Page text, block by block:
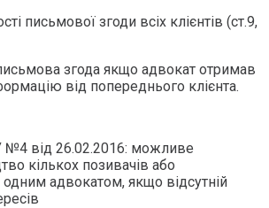
письмової згоди всіх клієнтів (ст.9,
згода якщо адвокат отримав
від попереднього клієнта.
№4 від 26.02.2016: можливе
кількох позивачів або
одним адвокатом, якщо відсутній